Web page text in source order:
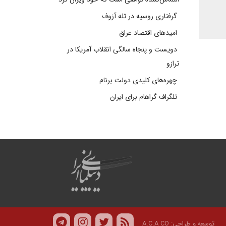
گرفتاری روسیه در تله آزوف
امیدهای اقتصاد عراق
دویست و پنجاه سالگی انقلاب آمریکا در
ترازو
چهره‌های کلیدی دولت برنام
تلگراف گراهام برای ایران